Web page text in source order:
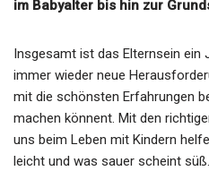
im Babyalter bis hin zur
Insgesamt ist das Elternsein ein
immer wieder neue
mit die schönsten Erfahrungen
machen könnent. Mit den
uns beim Leben mit Kindern
leicht und was sauer scheint